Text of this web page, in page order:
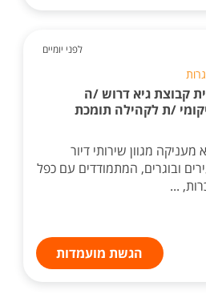
לפני יומיים
קבוצת גיא דרוש /ה
/ת לקהילה תומכת
מגוון שירותי דיור
ובוגרים, המתמודדים עם כפל
...
הגשת מועמדות